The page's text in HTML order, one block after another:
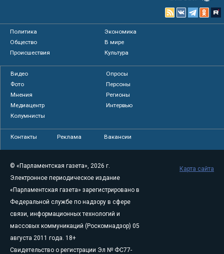
Политика
Экономика
Общество
В мире
Происшествия
Культура
Видео
Опросы
Фото
Персоны
Мнения
Регионы
Медиацентр
Интервью
Колумнисты
Контакты Реклама Вакансии
© «Парламентская газета», 2026 г.
Электронное периодическое издание
«Парламентская газета» зарегистрировано в
Федеральной службе по надзору в сфере
связи, информационных технологий и
массовых коммуникаций (Роскомнадзор) 05
августа 2011 года. 18+
Свидетельство о регистрации Эл № ФС77-
Карта сайта